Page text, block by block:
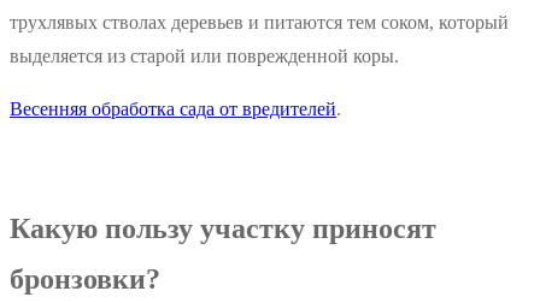
трухлявых стволах деревьев и питаются тем соком, который
выделяется из старой или поврежденной коры.
Весенняя обработка сада от вредителей.
Какую пользу участку приносят
бронзовки?